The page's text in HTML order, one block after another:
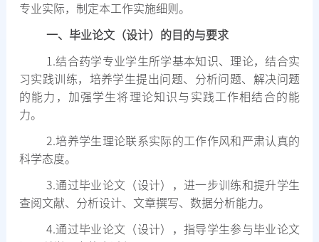
专业实际，制定本工作实施细则。
一、毕业论文（设计）的目的与要求
1. 结合药学专业学生所学基本知识、理论，结合实
习实践训练，培养学生提出问题、分析问题、解决问题
的能力，加强学生将理论知识与实践工作相结合的能
力。
2. 培养学生理论联系实际的工作作风和严肃认真的
科学态度。
3. 通过毕业论文（设计），进一步训练和提升学生
查阅文献、分析设计、文章撰写、数据分析能力。
4. 通过毕业论文（设计），指导学生参与毕业论文